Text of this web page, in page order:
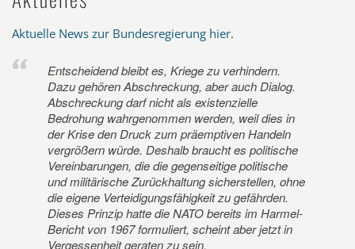
Aktuelle News zur Bundesregierung hier.
Entscheidend bleibt es, Kriege zu verhindern.
Dazu gehören Abschreckung, aber auch Dialog.
Abschreckung darf nicht als existenzielle
Bedrohung wahrgenommen werden, weil dies in
der Krise den Druck zum präemptiven Handeln
vergrößern würde. Deshalb braucht es politische
Vereinbarungen, die die gegenseitige politische
und militärische Zurückhaltung sicherstellen, ohne
die eigene Verteidigungsfähigkeit zu gefährden.
Dieses Prinzip hatte die NATO bereits im Harmel-
Bericht von 1967 formuliert, scheint aber jetzt in
Vergessenheit geraten zu sein.